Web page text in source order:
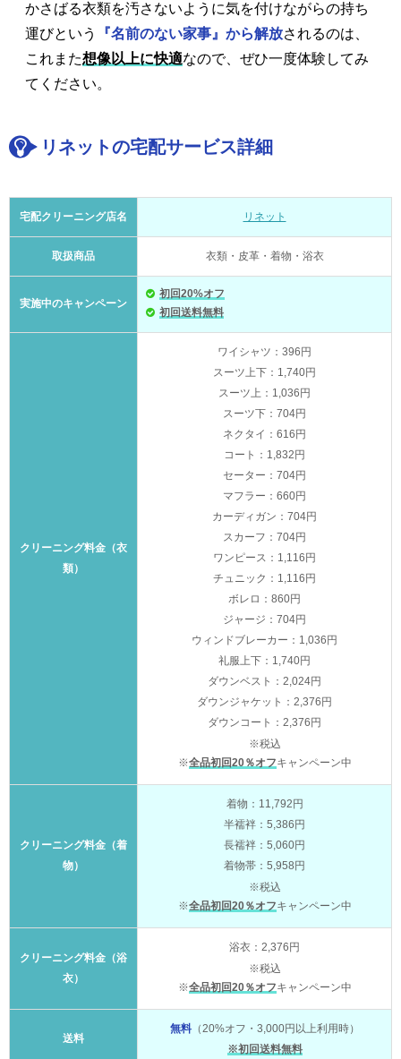
かさばる衣類を汚さないように気を付けながらの持ち
運びという
『名前のない家事』から解放されるのは、
これまた想像以上に快適なので、ぜひ一度体験してみ
てください。
リネットの宅配サービス詳細
宅配クリーニング店名 リネット
取扱商品 衣類・皮革・着物・浴衣
実施中のキャンペーン
初回20%オフ
初回送料無料
クリーニング料金（衣
類）
ワイシャツ：396円
スーツ上下：1,740円
スーツ上：1,036円
スーツ下：704円
ネクタイ：616円
コート：1,832円
セーター：704円
マフラー：660円
カーディガン：704円
スカーフ：704円
ワンピース：1,116円
チュニック：1,116円
ボレロ：860円
ジャージ：704円
ウィンドブレーカー：1,036円
礼服上下：1,740円
ダウンベスト：2,024円
ダウンジャケット：2,376円
ダウンコート：2,376円
※税込
※全品初回20％オフキャンペーン中
クリーニング料金（着
物）
着物：11,792円
半襦袢：5,386円
長襦袢：5,060円
着物帯：5,958円
※税込
※全品初回20％オフキャンペーン中
クリーニング料金（浴
衣）
浴衣：2,376円
※税込
※全品初回20％オフキャンペーン中
送料
無料（20%オフ・3,000円以上利用時）
※初回送料無料